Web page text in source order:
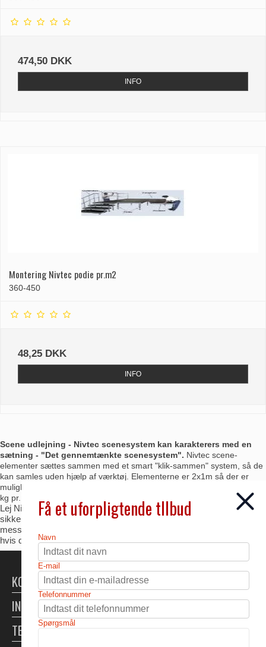
474,50 DKK
INFO
Montering Nivtec podie pr.m2
360-450
48,25 DKK
INFO
Scene udlejning - Nivtec scenesystem kan karakterers med en
sætning - "Det gennemtænkte scenesystem". Nivtec scene-
elementer sættes sammen med et smart "klik-sammen" system, så de
kan samles uden hjælp af værktøj. Elementerne er 2x1m så der er
muligheder for at bygge små og store scener, max belastning er 750
kg pr. m2. Sceneelementerne leveres med telescopben (40-60 cm).
Lej Nivtec scene-elementer hos Ebbes Udlejning hvis du ønsker en
sikker, stabil og professionel scene til din fest, dit arrangement,
messe eller event. Vores scener er nemme at montere selv, men
hvis du ønsker monterer og afmonterer vi gerne for dig.
KONTAKT
INFORMATION
TELTUDLEJNING
Få et uforpligtende tllbud
Navn
E-mail
Telefonnummer
Spørgsmål